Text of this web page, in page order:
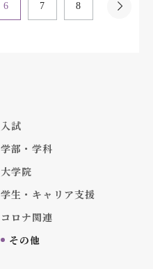
6 7 8
入試
学部・学科
大学院
学生・キャリア支援
コロナ関連
その他